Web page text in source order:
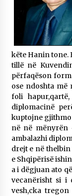
Gazeta Kallarati
28/01/2026
Mbi kockat e
17/10/2025
Gazeta Kallarati nr.
14/10/2025
Faksimilet e një
Vexhi Buharaja
Selami.
04/10/2025
KALLARATI NË
RINDËRTIMIN E
22/09/2025
– ËNGJËLL HASIMAJ – “KUJTIMET E
KALLARATIN SI
këte Hanin tone.
tillë në
përfaqëson
ose ndoshta më
foli
diplomacinë
kuptojne
në në mënyrën
ambalazhi
drejt e në
e Shqipërisë
a i dëgjuan ato
vecanërisht si i
vesh,cka